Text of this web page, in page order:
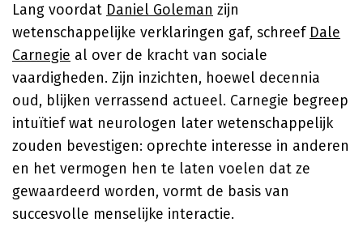
Lang voordat Daniel Goleman zijn
wetenschappelijke verklaringen gaf, schreef Dale
Carnegie al over de kracht van sociale
vaardigheden. Zijn inzichten, hoewel decennia
oud, blijken verrassend actueel. Carnegie begreep
intuïtief wat neurologen later wetenschappelijk
zouden bevestigen: oprechte interesse in anderen
en het vermogen hen te laten voelen dat ze
gewaardeerd worden, vormt de basis van
succesvolle menselijke interactie.